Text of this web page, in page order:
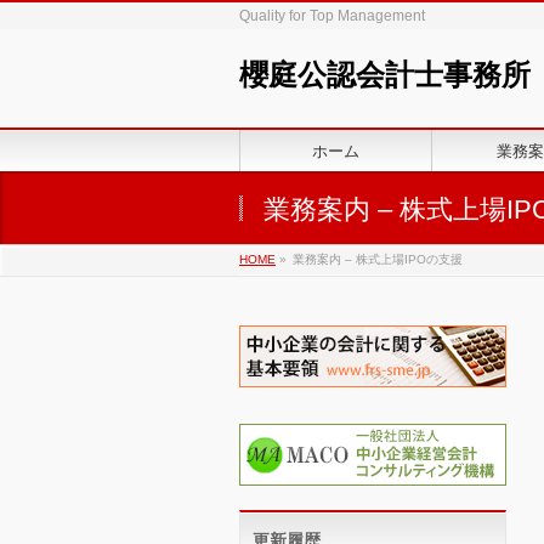
Quality for Top Management
櫻庭公認会計士事務所
ホーム 業務
業務案内 – 株式上場
HOME » 業務案内 – 株式上場IPOの支援